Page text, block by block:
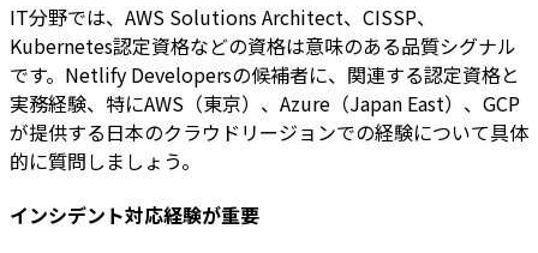
IT分野では、AWS Solutions Architect、CISSP、
Kubernetes認定資格などの資格は意味のある品質シグナル
です。Netlify Developersの候補者に、関連する認定資格と
実務経験、特にAWS（東京）、Azure（Japan East）、GCP
が提供する日本のクラウドリージョンでの経験について具体
的に質問しましょう。
インシデント対応経験が重要